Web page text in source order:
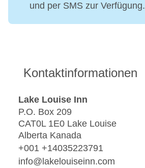
und per SMS zur Verfügung.
Kontaktinformationen
Lake Louise Inn
P.O. Box 209
CAT0L 1E0 Lake Louise
Alberta Kanada
+001 +14035223791
info@lakelouiseinn.com